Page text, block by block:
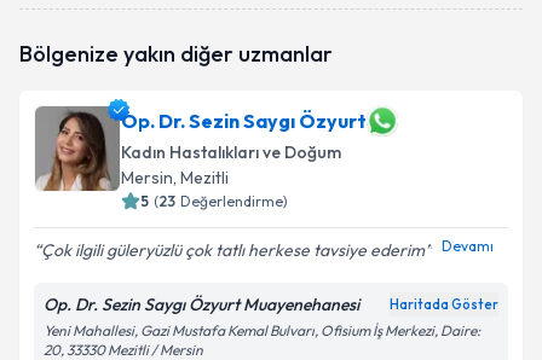
talebi oluşturun. Size bu uzmandan randevu almanız
bilgilendireceğiz.
E-posta Adresiniz
Metni'ni okudum ve kişisel verilerimin belirtilen
kapsamda işlenmesini kabul ediyorum.
Bölgenize yakın diğer uzmanlar
Op. Dr. Sezin Saygı Özyurt
Kadın Hastalıkları ve Doğum
Mersin, Mezitli
5 (23 Değerlendirme)
Çok ilgili güleryüzlü çok tatlı herkese tavsiye ederim Devamı
Op. Dr. Sezin Saygı Özyurt Muayenehanesi Haritada Göster
Yeni Mahallesi, Gazi Mustafa Kemal Bulvarı, Ofisium İş Merkezi, Daire:
20, 33330 Mezitli / Mersin